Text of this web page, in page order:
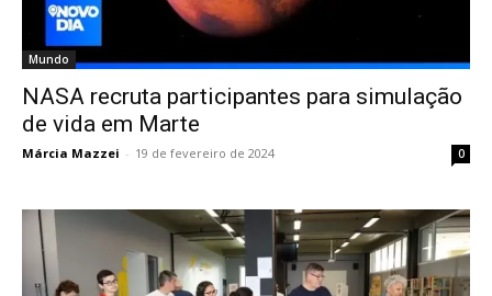
Mundo
NASA recruta participantes para simulação
de vida em Marte
Márcia Mazzei - 19 de fevereiro de 2024 0